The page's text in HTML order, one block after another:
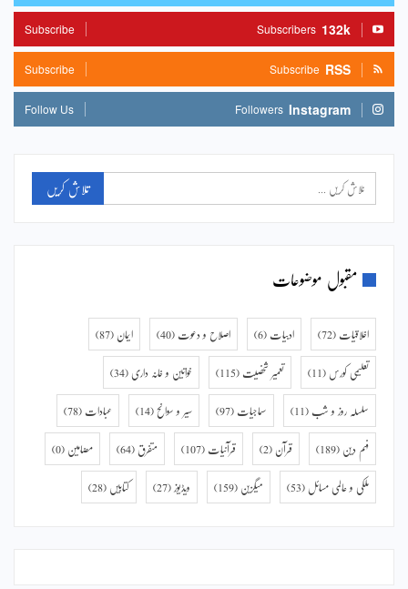
132k
Subscribers
Subscribe
RSS
Subscribe
Subscribe
Instagram
Followers
Follow Us
مقبول موضوعات
اخلاقیات (72) ادبیات (6) اصلاح و دعوت (40) ایمان (87)
تعلیمی کورس (11) تعمیر شخصیت (115) خواتین و خانہ داری (34)
سلسلہ روز و شب (11) سماجیات (97) سیر و سوانح (14) عبادات (78)
فہم دین (189) قرآن (2) قرآنیات (107) متفرق (64) مضامین (0)
ملکی و عالمی مسائل (53) میگزین (159) ویڈیوز (27) کتابیں (28)